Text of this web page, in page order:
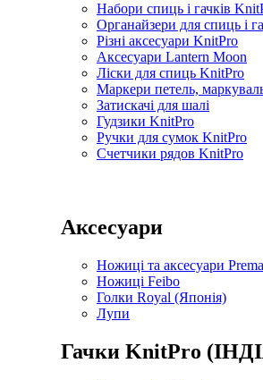
Набори спиць і гачків
Органайзери для спиць і
Різні аксесуари KnitPro
Аксесуари Lantern Moon
Ліски для спиць KnitPro
Маркери петель,
Затискачі для шалі
Гудзики KnitPro
Ручки для сумок KnitPro
Счетчики рядов KnitPro
Аксесуари
Ножиці та аксесуари
Ножиці Feibo
Голки Royal (Японія)
Лупи
Гачки KnitPro